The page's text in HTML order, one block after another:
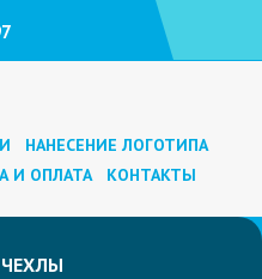
НАНЕСЕНИЕ ЛОГОТИПА
И ОПЛАТА КОНТАКТЫ
ЧЕХЛЫ